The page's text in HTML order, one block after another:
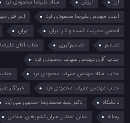
ارز
ارزش
استاد علیرضا محمودی فرد
استاد مهندس علیرضا محمودی فرد
اسرافیل
انجمن مدیریت کسب و کار ایران
ایران
تصمیم
تصمیم‌گیری
جناب آقای
جناب آقای مهندس علیرضا محمودی فرد
جناب استاد مهندس علیرضا محمودی فرد
جناب مهندس علیرضا محمودی فرد
خبرنگار
دانشگاه
دکتر سید محمدرضا حسینی علی آباد
رساله
سالن اجلاس سران کشورهای اسلامی